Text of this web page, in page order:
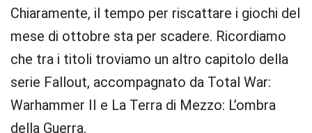
Chiaramente, il tempo per riscattare i giochi del
mese di ottobre sta per scadere. Ricordiamo
che tra i titoli troviamo un altro capitolo della
serie Fallout, accompagnato da Total War:
Warhammer II e La Terra di Mezzo: L’ombra
della Guerra.